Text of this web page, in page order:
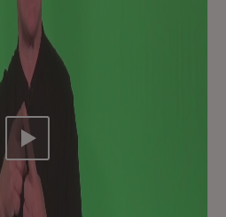
Video abspielen